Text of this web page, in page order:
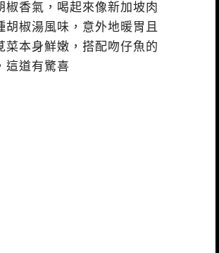
椒香氣，喝起來像新加坡肉
胡椒湯風味，意外地暖胃且
菜本身鮮嫩，搭配吻仔魚的
這道有驚喜